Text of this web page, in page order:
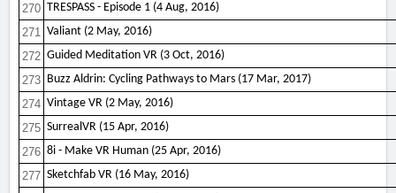
270 TRESPASS - Episode 1 (4 Aug, 2016)
271 Valiant (2 May, 2016)
272 Guided Meditation VR (3 Oct, 2016)
273 Buzz Aldrin: Cycling Pathways to Mars (17 Mar, 2017)
274 Vintage VR (2 May, 2016)
275 SurrealVR (15 Apr, 2016)
276 8i - Make VR Human (25 Apr, 2016)
277 Sketchfab VR (16 May, 2016)